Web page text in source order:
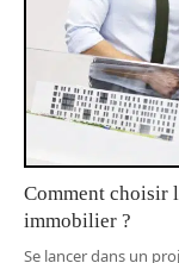
Comment choisir
immobilier ?
Se lancer dans un